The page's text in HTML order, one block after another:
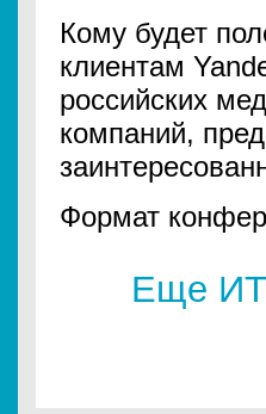
Кому будет
клиентам
российских
компаний,
Формат
Еще